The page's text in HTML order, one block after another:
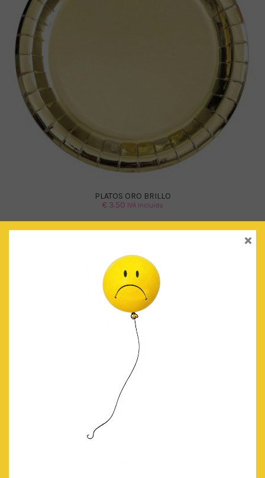
PLATOS ORO BRILLO
€3.50 IVA Incluido
×